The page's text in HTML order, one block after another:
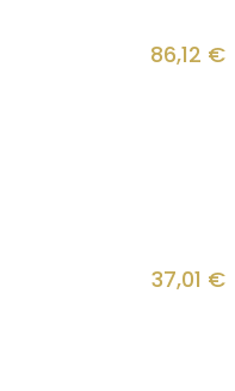
86,12 €
37,01 €